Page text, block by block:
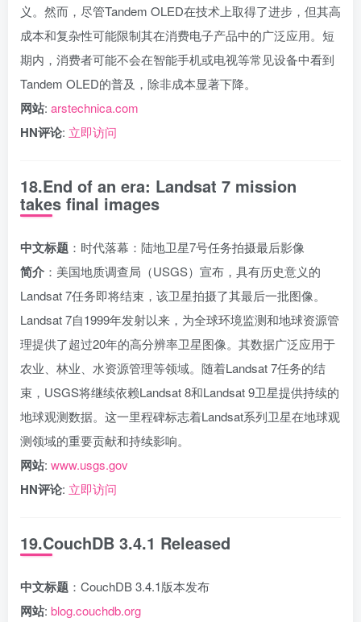
义。然而，尽管Tandem OLED在技术上取得了进步，但其高
成本和复杂性可能限制其在消费电子产品中的广泛应用。短
期内，消费者可能不会在智能手机或电视等常见设备中看到
Tandem OLED的普及，除非成本显著下降。
网站: arstechnica.com
HN评论: 立即访问
18.End of an era: Landsat 7 mission
takes final images
中文标题 ：时代落幕：陆地卫星7号任务拍摄最后影像
简介 ：美国地质调查局（USGS）宣布，具有历史意义的
Landsat 7任务即将结束，该卫星拍摄了其最后一批图像。
Landsat 7自1999年发射以来，为全球环境监测和地球资源管
理提供了超过20年的高分辨率卫星图像。其数据广泛应用于
农业、林业、水资源管理等领域。随着Landsat 7任务的结
束，USGS将继续依赖Landsat 8和Landsat 9卫星提供持续的
地球观测数据。这一里程碑标志着Landsat系列卫星在地球观
测领域的重要贡献和持续影响。
网站: www.usgs.gov
HN评论: 立即访问
19.CouchDB 3.4.1 Released
中文标题 ：CouchDB 3.4.1版本发布
网站: blog.couchdb.org